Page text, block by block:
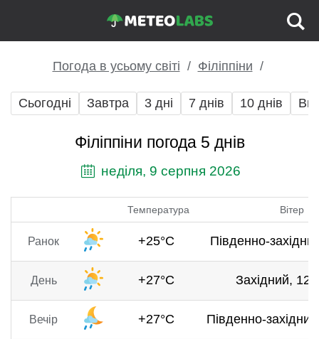
Погода в усьому світі Філіппіни
Сьогодні Завтра 3 дні 7 днів 10 днів
Філіппіни погода 5 днів
неділя, 9 серпня 2026
Температура Вітер
Ранок +25°C Південно-
День +27°C Західний,
Вечір +27°C Південно-